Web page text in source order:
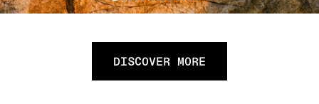
DISCOVER MORE